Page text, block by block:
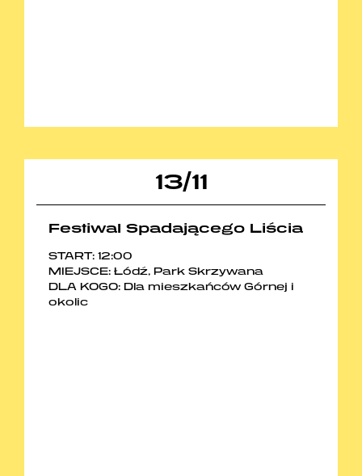
13/11
Festiwal Spadającego Liścia
START: 12:00
MIEJSCE: Łódź, Park Skrzywana
DLA KOGO: Dla mieszkańców Górnej i
okolic